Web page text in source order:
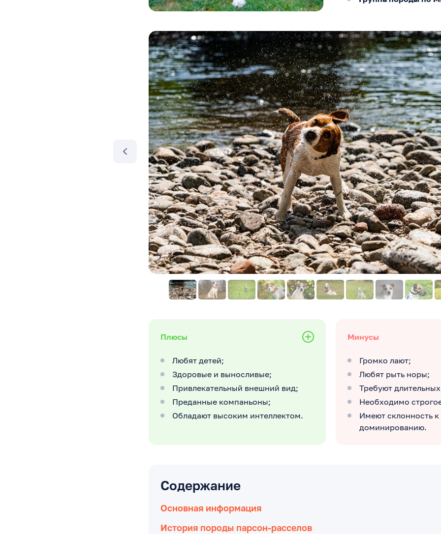
Плюсы
Любят детей;
Здоровые и выносливые;
Привлекательный внешний вид;
Преданные компаньоны;
Обладают высоким интеллектом.
Минусы
Громко лают;
Любят рыть норы;
Требуют
Необходимо
Имеют склонность к
доминированию.
Содержание
Основная информация
История породы парсон-расселов